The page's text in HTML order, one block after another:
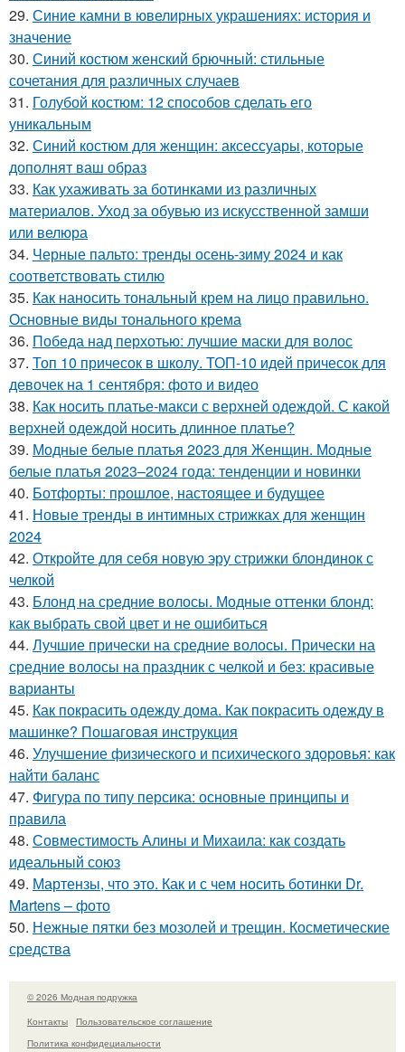
29. Синие камни в ювелирных украшениях: история и
значение
30. Синий костюм женский брючный: стильные
сочетания для различных случаев
31. Голубой костюм: 12 способов сделать его
уникальным
32. Синий костюм для женщин: аксессуары, которые
дополнят ваш образ
33. Как ухаживать за ботинками из различных
материалов. Уход за обувью из искусственной замши
или велюра
34. Черные пальто: тренды осень-зиму 2024 и как
соответствовать стилю
35. Как наносить тональный крем на лицо правильно.
Основные виды тонального крема
36. Победа над перхотью: лучшие маски для волос
37. Топ 10 причесок в школу. ТОП-10 идей причесок для
девочек на 1 сентября: фото и видео
38. Как носить платье-макси с верхней одеждой. С какой
верхней одеждой носить длинное платье?
39. Модные белые платья 2023 для Женщин. Модные
белые платья 2023–2024 года: тенденции и новинки
40. Ботфорты: прошлое, настоящее и будущее
41. Новые тренды в интимных стрижках для женщин
2024
42. Откройте для себя новую эру стрижки блондинок с
челкой
43. Блонд на средние волосы. Модные оттенки блонд:
как выбрать свой цвет и не ошибиться
44. Лучшие прически на средние волосы. Прически на
средние волосы на праздник с челкой и без: красивые
варианты
45. Как покрасить одежду дома. Как покрасить одежду в
машинке? Пошаговая инструкция
46. Улучшение физического и психического здоровья: как
найти баланс
47. Фигура по типу персика: основные принципы и
правила
48. Совместимость Алины и Михаила: как создать
идеальный союз
49. Мартензы, что это. Как и с чем носить ботинки Dr.
Martens – фото
50. Нежные пятки без мозолей и трещин. Косметические
средства
© 2026 Модная подружка
Контакты
Пользовательское соглашение
Политика конфидециальности